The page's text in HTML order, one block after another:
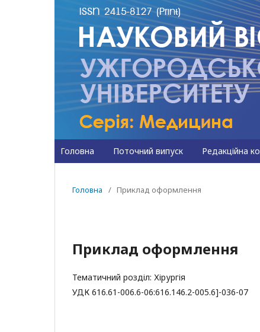
Головна Поточний випуск Редакційна
Головна / Приклад оформлення
Приклад оформлення
Тематичний розділ: Хірургія
УДК 616.61-006.6-06:616.146.2-005.6]-036-07